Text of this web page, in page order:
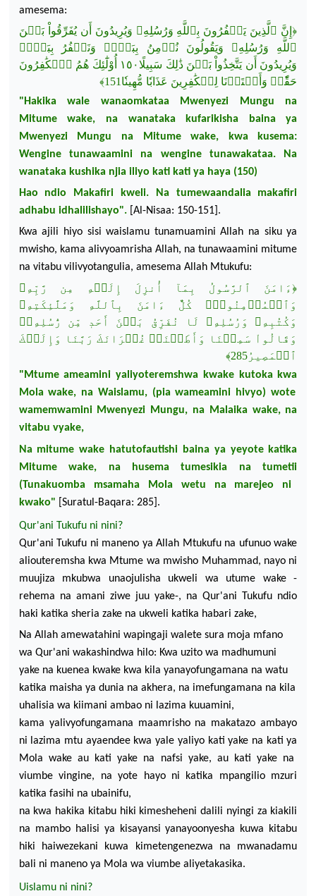
amesema:
﴿إِنَّ ٱلَّذِينَ يَكۡفُرُونَ بِٱللَّهِ وَرُسُلِهِۦ وَيُرِيدُونَ أَن يُفَرِّقُواْبَيۡنَ
ٱللَّهِ
وَرُسُلِهِۦ وَيَقُولُونَنُؤۡمِنُ بِبَعۡض وَنَكۡفُرُ بِبَعۡض
وَيُرِيدُونَ أَن يَتَّخِذُواْبَيۡنَ ذَٰلِكَ سَبِيلًا١٥٠ أُوْلَٰٓئِكَ هُمُ ٱلۡكَٰفِرُونَ
حَقّٗاۚ وَأَعۡتَدۡنَا لِلۡكَٰفِرِينَ عَذَابٗا مُّهِينٗا151 ﴾
"Hakika wale wanaomkataa Mwenyezi Mungu
na
Mitumewake, na wanataka kufarikisha baina
ya
Mwenyezi
Mungu na Mitumewake, kwa kusema:
Wengine
tunawaamini na wengine tunawakataa. Na
wanataka kushika njia iliyo kati kati ya haya (150)
Hao ndio Makafiri kweli. Na tumewaandalia
makafiri
adhabu idhalilishayo".[Al-Nisaa: 150-151].
Kwaajili hiyo sisi waislamu tunamuamini Allah na sikuya
mwisho, kama alivyoamrisha Allah, na tunawaamini mitume
na vitabu vilivyotangulia, amesema Allah Mtukufu:
﴿ءَامَنَ ٱلرَّسُولُ بِمَآ أُنزِلَ إِلَيۡهِ مِن
رَّبِّهِۦ
وَٱلۡمُؤۡمِنُونَۚ كُلٌّ ءَامَنَ بِٱللَّهِ
وَمَلَٰٓئِكَتِهِۦ
وَكُتُبِهِۦ
وَرُسُلِهِۦ لَا نُفَرِّقُ بَيۡنَ أَحَدٖ مِّن
رُّسُلِهِۦۚ
وَقَالُواْ سَمِعۡنَا وَأَطَعۡنَاۖ غُفۡرَانَكَ رَبَّنَا
وَإِلَيۡكَ
ٱلۡمَصِيرُ285
﴾
"Mtume ameamini yaliyoteremshwa kwake kutoka kwa
Mola wake, na Waislamu, (piawameamini hivyo) wote
wamemwamini Mwenyezi Mungu, na Malaika wake, na
vitabu vyake,
Na mitume wake hatutofautishi baina ya yeyote katika
Mitumewake, na husema tumesikia na
tumetii
(Tunakuomba msamaha Mola wetu na marejeo
ni
kwako" Suratul-Baqara: 285].
Qur'ani Tukufu ni nini?
Qur'ani Tukufu ni maneno ya Allah Mtukufu na ufunuowake
aliouteremsha kwa Mtume wa mwisho Muhammad, nayo ni
muujiza
mkubwa unaojulisha ukweli wa utume wake -
rehema na amani ziwe juu yake-, na Qur'ani Tukufu ndio
haki katika sheria zake na ukweli katika habari zake,
Na Allah amewatahini wapingaji waletesura moja mfano
wa Qur'ani wakashindwa hilo: Kwa uzito wa madhumuni
yake na kuenea kwake kwa kila yanayofungamana na watu
katika maisha ya dunia na akhera, na imefungamana na kila
uhalisia wa kiimani ambao ni lazima kuuamini,
kama yalivyofungamana maamrisho na makatazo ambayo
ni lazima mtu ayaendee kwa yale yaliyo kati yake na kati ya
Mola wake au
kati yake na nafsi yake, au kati yake na
viumbe vingine, na yote hayo ni katika mpangilio mzuri
katika fasihi na ubainifu,
na kwa hakika kitabu hiki kimesheheni dalili nyingi za kiakili
na mambo halisi ya kisayansi yanayoonyesha kuwa
kitabu
hiki
haiwezekani kuwa kimetengenezwa na
mwanadamu
bali ni maneno ya Mola wa viumbe aliyetakasika.
Uislamu ni nini?